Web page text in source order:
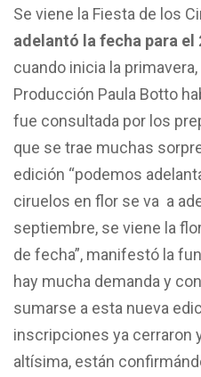
Se viene la Fiesta de los
adelantó la fecha para el
cuando inicia la
Producción Paula Botto
fue consultada por los
que se trae muchas
edición “podemos
ciruelos en flor se va a
septiembre, se viene la
de fecha”, manifestó la
hay mucha demanda y
sumarse a esta nueva
inscripciones ya cerraron
altísima, están